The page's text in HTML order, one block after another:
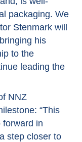
packaging. We
Stenmark will
his
to the
leading the
NNZ
“This
forward in
step closer to